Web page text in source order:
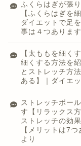
ふくらはぎが張
【ふくらはぎを
ダイエットで足
事は４つありま
【太ももを細く
細くする方法を紹
とストレッチ方
ある】｜ダイエ
ストレッチポー
す【リラックス
ストレッチの効
【メリットは7
より